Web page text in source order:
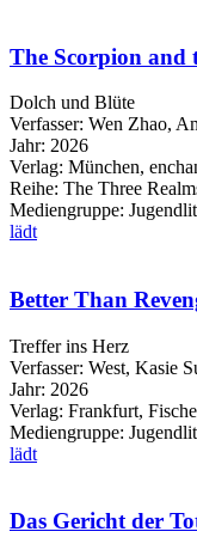
The Scorpion and
Dolch und Blüte
Verfasser: Wen Zhao,
Jahr: 2026
Verlag: München,
Reihe: The Three
Mediengruppe:
lädt
Better Than
Treffer ins Herz
Verfasser: West, Kasie
Jahr: 2026
Verlag: Frankfurt,
Mediengruppe:
lädt
Das Gericht der